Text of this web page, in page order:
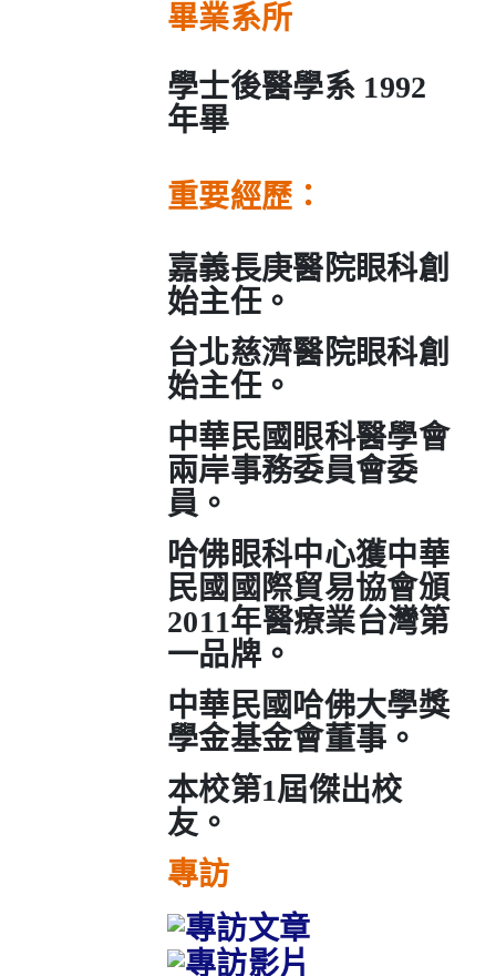
畢業系所
學士後醫學系 1992
年畢
重要經歷：
嘉義長庚醫院眼科創
始主任。
台北慈濟醫院眼科創
始主任。
中華民國眼科醫學會
兩岸事務委員會委
員。
哈佛眼科中心獲中華
民國國際貿易協會頒
2011年醫療業台灣第
一品牌。
中華民國哈佛大學獎
學金基金會董事。
本校第1屆傑出校
友。
專訪